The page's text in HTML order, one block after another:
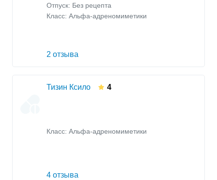
Отпуск: Без рецепта
Класс: Альфа-адреномиметики
2 отзыва
Тизин Ксило 4
Класс: Альфа-адреномиметики
4 отзыва